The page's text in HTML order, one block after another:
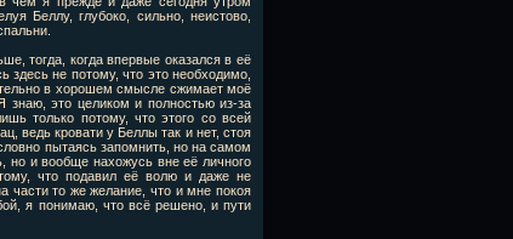
Беллу, глубоко, сильно, неистово,
тогда, когда впервые оказался в её
здесь не потому, что это необходимо,
в хорошем смысле сжимает моё
это целиком и полностью из-за
только потому, что этого со всей
ведь кровати у Беллы так и нет, стоя
пытаясь запомнить, но на самом
но и вообще нахожусь вне её личного
что подавил её волю и даже не
части то же желание, что и мне покоя
я понимаю, что всё решено, и пути